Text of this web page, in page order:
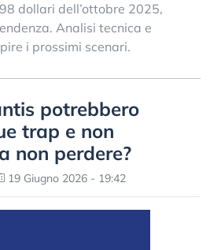
dollari dell’ottobre 2025,
Analisi tecnica e
i prossimi scenari.
potrebbero
trap e non
non perdere?
19 Giugno 2026 - 19:42